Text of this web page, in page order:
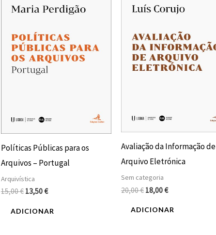
Políticas Públicas para os
Arquivos – Portugal
Arquivística
15,00€
era:
15,00 €.
13,50€
é:
13,50 €.
ADICIONAR
Avaliação da Informação de
Arquivo Eletrónica
Sem categoria
20,00€
era:
20,00 €.
18,00€
é:
18,00 €.
ADICIONAR